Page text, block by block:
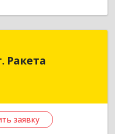
Ракета
заявку
ул, дом № 69
Подробнее
заявку